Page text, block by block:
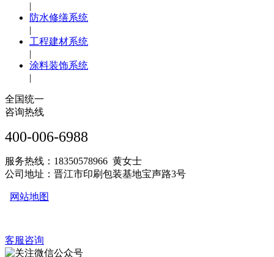
|
防水修缮系统
|
工程建材系统
|
涂料装饰系统
|
全国统一
咨询热线
400-006-6988
服务热线：18350578966 黄女士
公司地址：晋江市印刷包装基地宝声路3号
网站地图
客服咨询